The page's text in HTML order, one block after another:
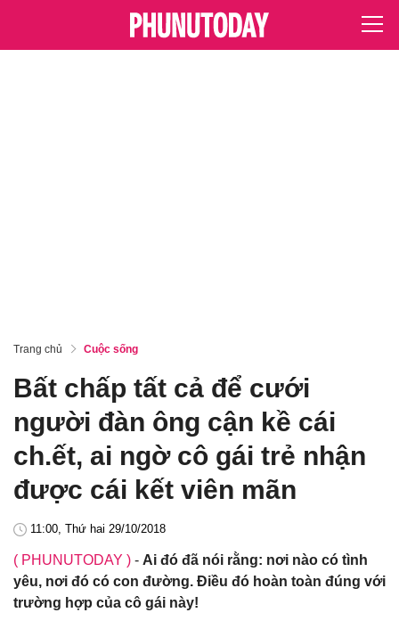
Trang chủ Cuộc sống
Bất chấp tất cả để cưới
người đàn ông cận kề cái
ch.ết, ai ngờ cô gái trẻ nhận
được cái kết viên mãn
11:00, Thứ hai 29/10/2018
( PHUNUTODAY ) - Ai đó đã nói rằng: nơi nào có tình
yêu, nơi đó có con đường. Điều đó hoàn toàn đúng với
trường hợp của cô gái này!